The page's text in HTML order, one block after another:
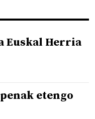
Euskal Herria
etengo